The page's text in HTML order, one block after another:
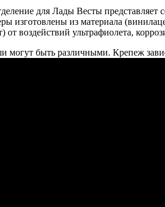
для Лады Весты
изготовлены из материала
от воздействий ультрафиолета,
могут быть различными. Крепеж